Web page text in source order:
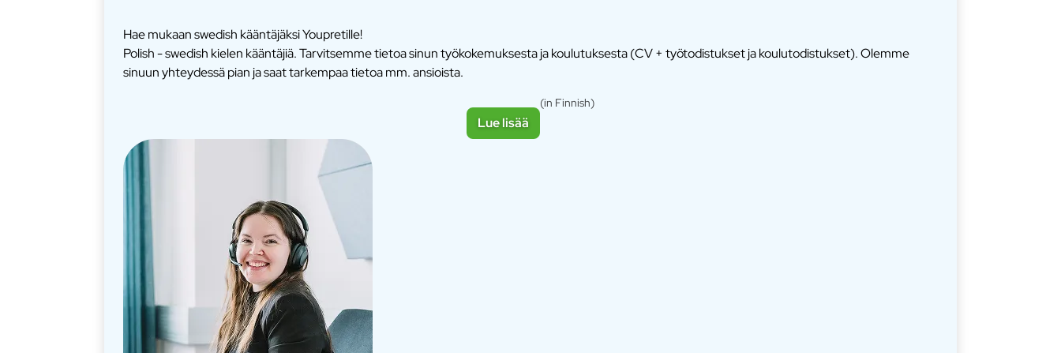
Hae mukaan swedish kääntäjäksi Youpretille!
Polish - swedish kielen kääntäjiä. Tarvitsemme tietoa sinun työkokemuksesta ja koulutuksesta (CV + työtodistukset ja koulutodistukset). Olemme
sinuun yhteydessä pian ja saat tarkempaa tietoa mm. ansioista.
Lue lisää
(in Finnish)